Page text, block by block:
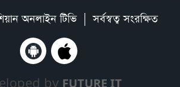
অনলাইন টিভি| সর্বস্বত্ব সংরক্ষিত
by FUTURE IT